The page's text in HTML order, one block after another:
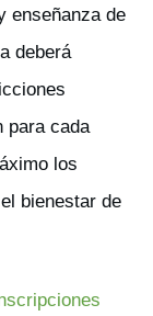
enseñanza de
deberá
para cada
los
bienestar de